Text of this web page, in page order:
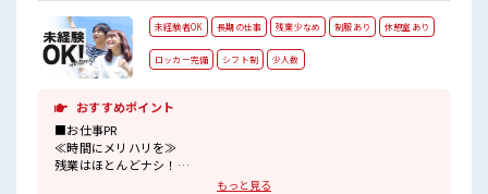
未経験者OK 長期の仕事 残業少なめ 制服あり 休憩室あり
ロッカー完備 シフト制 少人数
おすすめポイント
■お仕事PR
≪時間にメリハリを≫
残業はほとんどナシ！
場合によってはお願いすることもあります♪
もっと見る